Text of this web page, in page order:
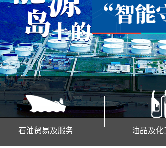
石油贸易及服务 油品及化